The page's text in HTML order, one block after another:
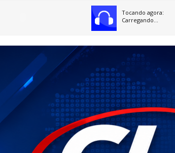
Tocando agora:
Carregando...